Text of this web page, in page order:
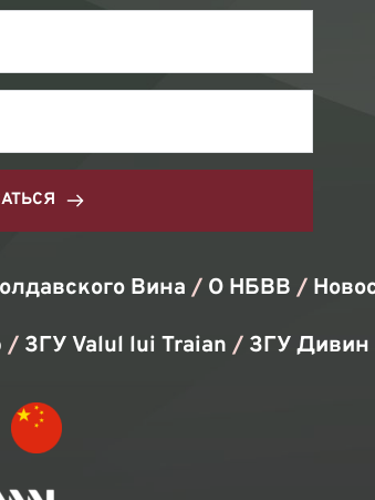
Вина / О НБВВ /
/ ЗГУ Valul lui Traian / ЗГУ Дивин